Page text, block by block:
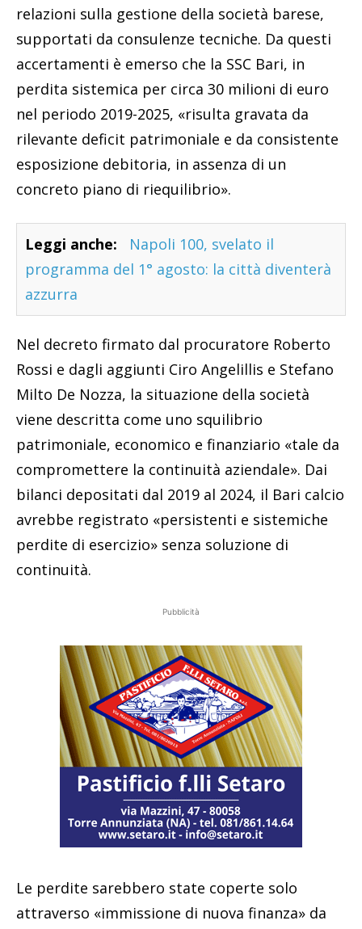
relazioni sulla gestione della società barese,
supportati da consulenze tecniche. Da questi
accertamenti è emerso che la SSC Bari, in
perdita sistemica per circa 30 milioni di euro
nel periodo 2019-2025, «risulta gravata da
rilevante deficit patrimoniale e da consistente
esposizione debitoria, in assenza di un
concreto piano di riequilibrio».
Leggi anche:
Napoli 100, svelato il
programma del 1° agosto: la città diventerà
azzurra
Nel decreto firmato dal procuratore Roberto
Rossi e dagli aggiunti Ciro Angelillis e Stefano
Milto De Nozza, la situazione della società
viene descritta come uno squilibrio
patrimoniale, economico e finanziario «tale da
compromettere la continuità aziendale». Dai
bilanci depositati dal 2019 al 2024, il Bari calcio
avrebbe registrato «persistenti e sistemiche
perdite di esercizio» senza soluzione di
continuità.
Pubblicità
Le perdite sarebbero state coperte solo
attraverso «immissione di nuova finanza» da